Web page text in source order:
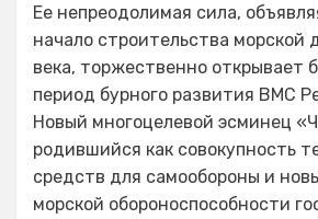
Ее непреодолимая сила,
начало строительства морской
века, торжественно открывает
период бурного развития ВМС
Новый многоцелевой эсминец
родившийся как совокупность
средств для самообороны и
морской обороноспособности